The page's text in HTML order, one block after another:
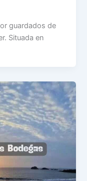
guardados de
Situada en